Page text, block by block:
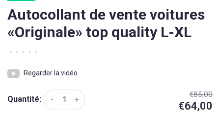
Autocollant de vente voitures
«Originale» top quality L-XL
• • • • •
Regarder la vidéo
Quantité: +
-
€85,00
€64,00